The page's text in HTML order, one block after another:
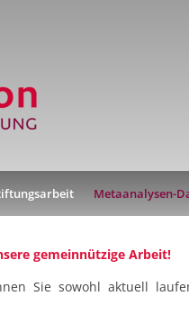
Metaanalysen-
gemeinnützige Arbeit!
Sie sowohl aktuell